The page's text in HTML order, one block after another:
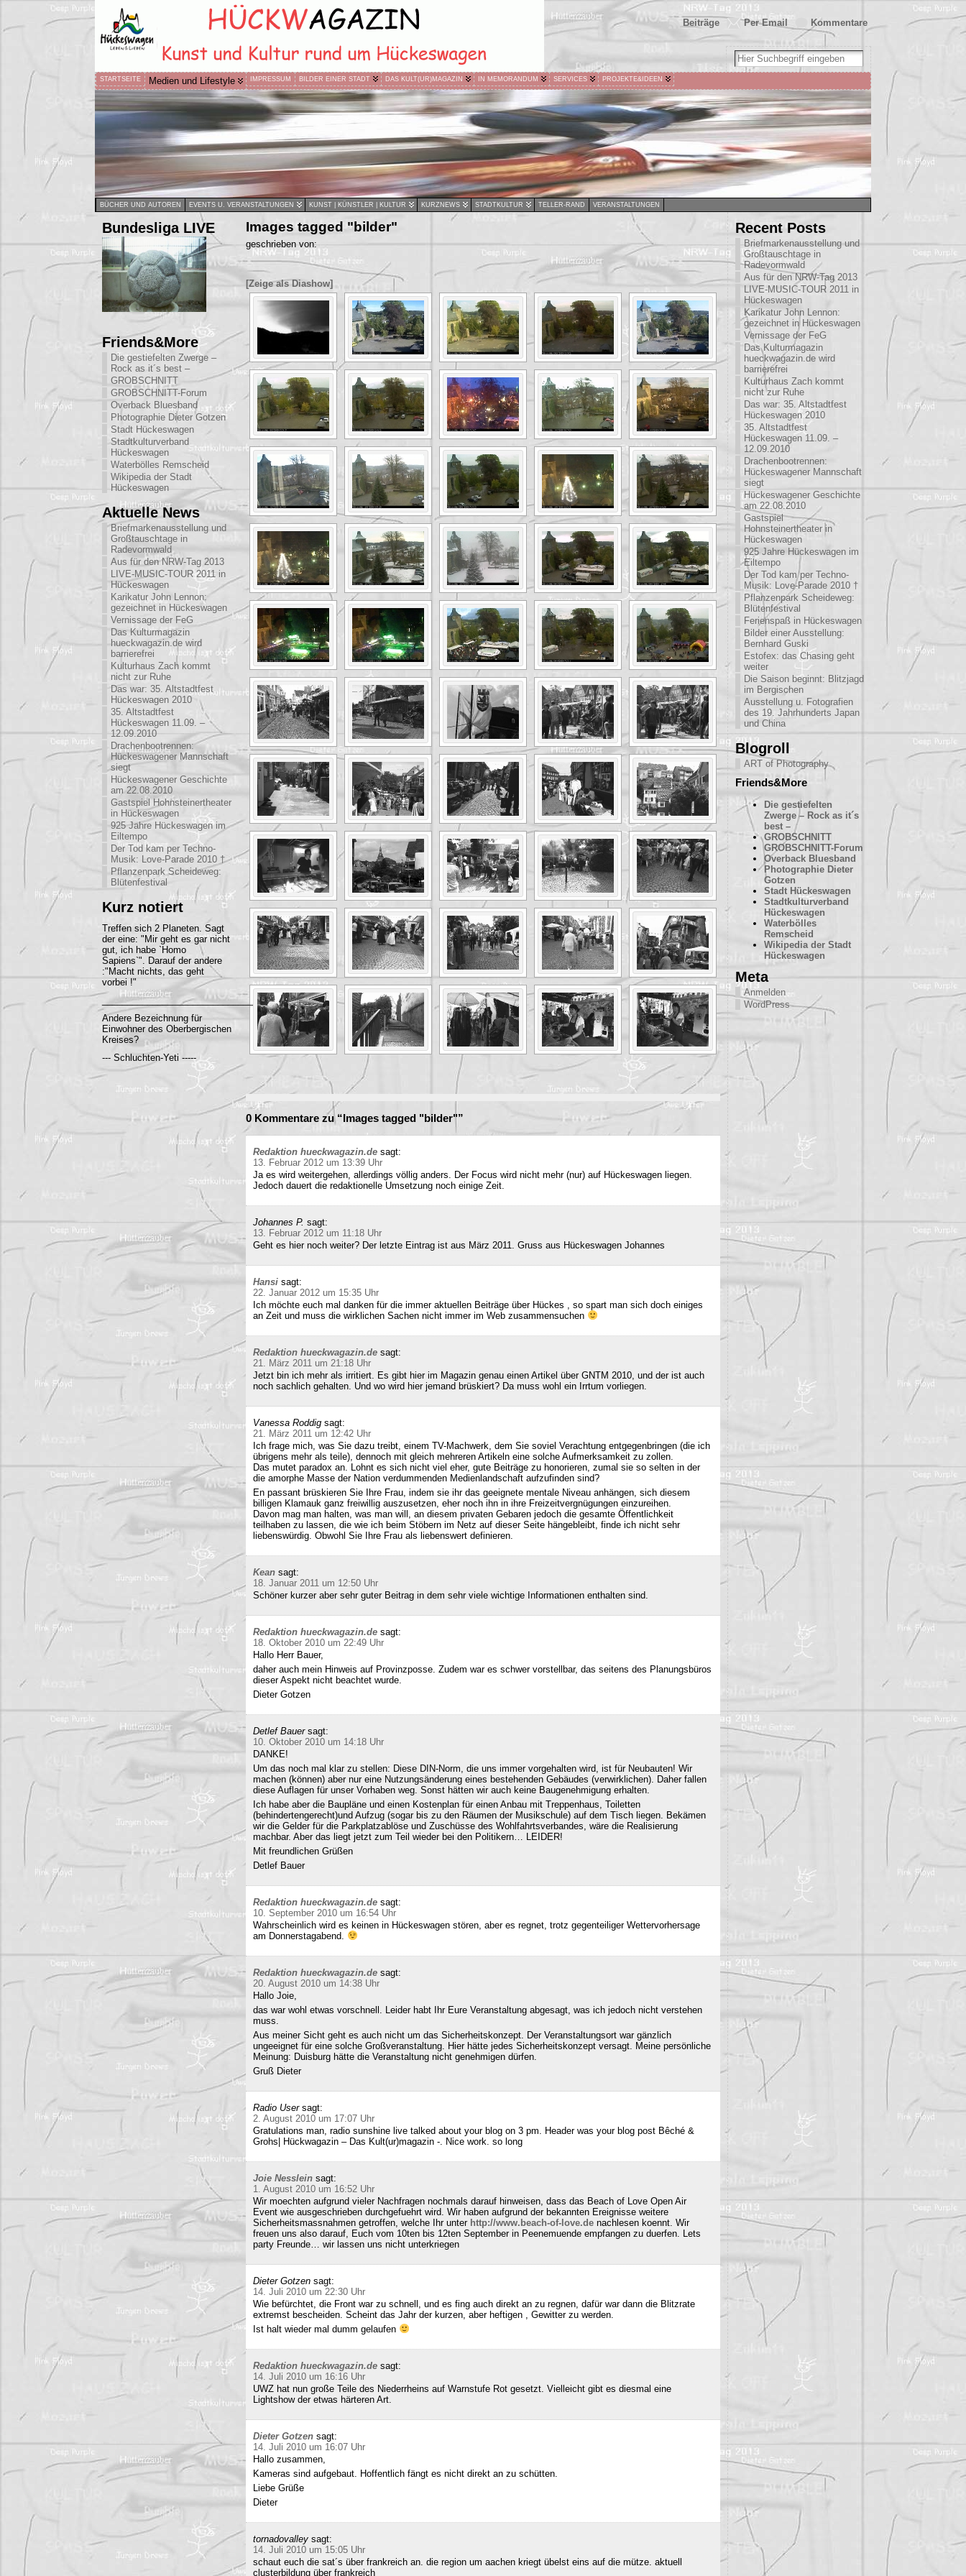
Kommentare
Per Email
Beiträge
STARTSEITE Medien und Lifestyle IMPRESSUM BILDER EINER STADT DAS KULT(UR)MAGAZIN IN MEMORANDUM SERVICES PROJEKTE&IDEEN
BÜCHER UND AUTOREN EVENTS U. VERANSTALTUNGEN KUNST | KÜNSTLER | KULTUR KURZNEWS STADTKULTUR TELLER-RAND VERANSTALTUNGEN
Bundesliga LIVE
Friends&More
Die gestiefelten Zwerge –
Rock as it´s best –
GROBSCHNITT
GROBSCHNITT-Forum
Overback Bluesband
Photographie Dieter Gotzen
Stadt Hückeswagen
Stadtkulturverband
Hückeswagen
Waterbölles Remscheid
Wikipedia der Stadt
Hückeswagen
Aktuelle News
Briefmarkenausstellung und
Großtauschtage in
Radevormwald
Aus für den NRW-Tag 2013
LIVE-MUSIC-TOUR 2011 in
Hückeswagen
Karikatur John Lennon:
gezeichnet in Hückeswagen
Vernissage der FeG
Das Kulturmagazin
hueckwagazin.de wird
barrierefrei
Kulturhaus Zach kommt
nicht zur Ruhe
Das war: 35. Altstadtfest
Hückeswagen 2010
35. Altstadtfest
Hückeswagen 11.09. –
12.09.2010
Drachenbootrennen:
Hückeswagener Mannschaft
siegt
Hückeswagener Geschichte
am 22.08.2010
Gastspiel Hohnsteinertheater
in Hückeswagen
925 Jahre Hückeswagen im
Eiltempo
Der Tod kam per Techno-
Musik: Love-Parade 2010 †
Pflanzenpark Scheideweg:
Blütenfestival
Kurz notiert
Treffen sich 2 Planeten. Sagt
der eine: "Mir geht es gar nicht
gut, ich habe `Homo
Sapiens`". Darauf der andere
:"Macht nichts, das geht
vorbei !"
______________________________________
Andere Bezeichnung für
Einwohner des Oberbergischen
Kreises?
--- Schluchten-Yeti -----
Images tagged "bilder"
geschrieben von:
[Zeige als Diashow]
0 Kommentare zu “Images tagged "bilder"”
Redaktion hueckwagazin.de sagt:
13. Februar 2012 um 13:39 Uhr
Ja es wird weitergehen, allerdings völlig anders. Der Focus wird nicht mehr (nur) auf Hückeswagen liegen.
Jedoch dauert die redaktionelle Umsetzung noch einige Zeit.
Johannes P. sagt:
13. Februar 2012 um 11:18 Uhr
Geht es hier noch weiter? Der letzte Eintrag ist aus März 2011. Gruss aus Hückeswagen Johannes
Hansi sagt:
22. Januar 2012 um 15:35 Uhr
Ich möchte euch mal danken für die immer aktuellen Beiträge über Hückes , so spart man sich doch einiges
an Zeit und muss die wirklichen Sachen nicht immer im Web zusammensuchen
Redaktion hueckwagazin.de sagt:
21. März 2011 um 21:18 Uhr
Jetzt bin ich mehr als irritiert. Es gibt hier im Magazin genau einen Artikel über GNTM 2010, und der ist auch
noch sachlich gehalten. Und wo wird hier jemand brüskiert? Da muss wohl ein Irrtum vorliegen.
Vanessa Roddig sagt:
21. März 2011 um 12:42 Uhr
Ich frage mich, was Sie dazu treibt, einem TV-Machwerk, dem Sie soviel Verachtung entgegenbringen (die ich
übrigens mehr als teile), dennoch mit gleich mehreren Artikeln eine solche Aufmerksamkeit zu zollen.
Das mutet paradox an. Lohnt es sich nicht viel eher, gute Beiträge zu honorieren, zumal sie so selten in der
die amorphe Masse der Nation verdummenden Medienlandschaft aufzufinden sind?
En passant brüskieren Sie Ihre Frau, indem sie ihr das geeignete mentale Niveau anhängen, sich diesem
billigen Klamauk ganz freiwillig auszusetzen, eher noch ihn in ihre Freizeitvergnügungen einzureihen.
Davon mag man halten, was man will, an diesem privaten Gebaren jedoch die gesamte Öffentlichkeit
teilhaben zu lassen, die wie ich beim Stöbern im Netz auf dieser Seite hängebleibt, finde ich nicht sehr
liebenswürdig. Obwohl Sie Ihre Frau als liebenswert definieren.
Kean sagt:
18. Januar 2011 um 12:50 Uhr
Schöner kurzer aber sehr guter Beitrag in dem sehr viele wichtige Informationen enthalten sind.
Redaktion hueckwagazin.de sagt:
18. Oktober 2010 um 22:49 Uhr
Hallo Herr Bauer,
daher auch mein Hinweis auf Provinzposse. Zudem war es schwer vorstellbar, das seitens des Planungsbüros
dieser Aspekt nicht beachtet wurde.
Dieter Gotzen
Detlef Bauer sagt:
10. Oktober 2010 um 14:18 Uhr
DANKE!
Um das noch mal klar zu stellen: Diese DIN-Norm, die uns immer vorgehalten wird, ist für Neubauten! Wir
machen (können) aber nur eine Nutzungsänderung eines bestehenden Gebäudes (verwirklichen). Daher fallen
diese Auflagen für unser Vorhaben weg. Sonst hätten wir auch keine Baugenehmigung erhalten.
Ich habe aber die Baupläne und einen Kostenplan für einen Anbau mit Treppenhaus, Toiletten
(behindertengerecht)und Aufzug (sogar bis zu den Räumen der Musikschule) auf dem Tisch liegen. Bekämen
wir die Gelder für die Parkplatzablöse und Zuschüsse des Wohlfahrtsverbandes, wäre die Realisierung
machbar. Aber das liegt jetzt zum Teil wieder bei den Politikern… LEIDER!
Mit freundlichen Grüßen
Detlef Bauer
Redaktion hueckwagazin.de sagt:
10. September 2010 um 16:54 Uhr
Wahrscheinlich wird es keinen in Hückeswagen stören, aber es regnet, trotz gegenteiliger Wettervorhersage
am Donnerstagabend.
Redaktion hueckwagazin.de sagt:
20. August 2010 um 14:38 Uhr
Hallo Joie,
das war wohl etwas vorschnell. Leider habt Ihr Eure Veranstaltung abgesagt, was ich jedoch nicht verstehen
muss.
Aus meiner Sicht geht es auch nicht um das Sicherheitskonzept. Der Veranstaltungsort war gänzlich
ungeeignet für eine solche Großveranstaltung. Hier hätte jedes Sicherheitskonzept versagt. Meine persönliche
Meinung: Duisburg hätte die Veranstaltung nicht genehmigen dürfen.
Gruß Dieter
Radio User sagt:
2. August 2010 um 17:07 Uhr
Gratulations man, radio sunshine live talked about your blog on 3 pm. Header was your blog post Bêché &
Grohs| Hückwagazin – Das Kult(ur)magazin -. Nice work. so long
Joie Nesslein sagt:
1. August 2010 um 16:52 Uhr
Wir moechten aufgrund vieler Nachfragen nochmals darauf hinweisen, dass das Beach of Love Open Air
Event wie ausgeschrieben durchgefuehrt wird. Wir haben aufgrund der bekannten Ereignisse weitere
Sicherheitsmassnahmen getroffen, welche Ihr unter http://www.beach-of-love.de nachlesen koennt. Wir
freuen uns also darauf, Euch vom 10ten bis 12ten September in Peenemuende empfangen zu duerfen. Lets
party Freunde… wir lassen uns nicht unterkriegen
Dieter Gotzen sagt:
14. Juli 2010 um 22:30 Uhr
Wie befürchtet, die Front war zu schnell, und es fing auch direkt an zu regnen, dafür war dann die Blitzrate
extremst bescheiden. Scheint das Jahr der kurzen, aber heftigen , Gewitter zu werden.
Ist halt wieder mal dumm gelaufen
Redaktion hueckwagazin.de sagt:
14. Juli 2010 um 16:16 Uhr
UWZ hat nun große Teile des Niederrheins auf Warnstufe Rot gesetzt. Vielleicht gibt es diesmal eine
Lightshow der etwas härteren Art.
Dieter Gotzen sagt:
14. Juli 2010 um 16:07 Uhr
Hallo zusammen,
Kameras sind aufgebaut. Hoffentlich fängt es nicht direkt an zu schütten.
Liebe Grüße
Dieter
tornadovalley sagt:
14. Juli 2010 um 15:05 Uhr
schaut euch die sat´s über frankreich an. die region um aachen kriegt übelst eins auf die mütze. aktuell
clusterbildung über frankreich
Recent Posts
Briefmarkenausstellung und
Großtauschtage in
Radevormwald
Aus für den NRW-Tag 2013
LIVE-MUSIC-TOUR 2011 in
Hückeswagen
Karikatur John Lennon:
gezeichnet in Hückeswagen
Vernissage der FeG
Das Kulturmagazin
hueckwagazin.de wird
barrierefrei
Kulturhaus Zach kommt
nicht zur Ruhe
Das war: 35. Altstadtfest
Hückeswagen 2010
35. Altstadtfest
Hückeswagen 11.09. –
12.09.2010
Drachenbootrennen:
Hückeswagener Mannschaft
siegt
Hückeswagener Geschichte
am 22.08.2010
Gastspiel
Hohnsteinertheater in
Hückeswagen
925 Jahre Hückeswagen im
Eiltempo
Der Tod kam per Techno-
Musik: Love-Parade 2010 †
Pflanzenpark Scheideweg:
Blütenfestival
Ferienspaß in Hückeswagen
Bilder einer Ausstellung:
Bernhard Guski
Estofex: das Chasing geht
weiter
Die Saison beginnt: Blitzjagd
im Bergischen
Ausstellung u. Fotografien
des 19. Jahrhunderts Japan
und China
Blogroll
ART of Photography
Friends&More
Die gestiefelten
Zwerge – Rock as it´s
best –
GROBSCHNITT
GROBSCHNITT-Forum
Overback Bluesband
Photographie Dieter
Gotzen
Stadt Hückeswagen
Stadtkulturverband
Hückeswagen
Waterbölles
Remscheid
Wikipedia der Stadt
Hückeswagen
Meta
Anmelden
WordPress